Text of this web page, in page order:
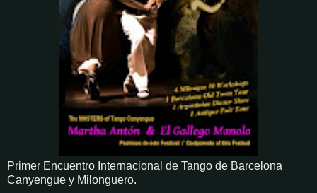
Primer Encuentro Internacional de Tango de Barcelona
Canyengue y Milonguero.